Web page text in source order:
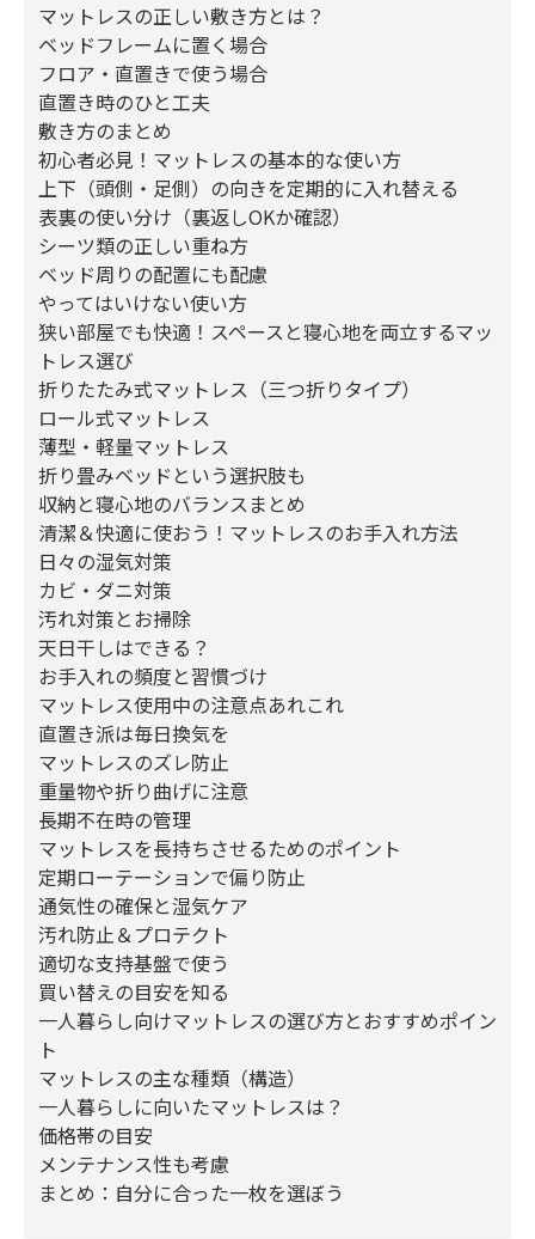
マットレスの正しい敷き方とは？
ベッドフレームに置く場合
フロア・直置きで使う場合
直置き時のひと工夫
敷き方のまとめ
初心者必見！マットレスの基本的な使い方
上下（頭側・足側）の向きを定期的に入れ替える
表裏の使い分け（裏返しOKか確認）
シーツ類の正しい重ね方
ベッド周りの配置にも配慮
やってはいけない使い方
狭い部屋でも快適！スペースと寝心地を両立するマッ
トレス選び
折りたたみ式マットレス（三つ折りタイプ）
ロール式マットレス
薄型・軽量マットレス
折り畳みベッドという選択肢も
収納と寝心地のバランスまとめ
清潔＆快適に使おう！マットレスのお手入れ方法
日々の湿気対策
カビ・ダニ対策
汚れ対策とお掃除
天日干しはできる？
お手入れの頻度と習慣づけ
マットレス使用中の注意点あれこれ
直置き派は毎日換気を
マットレスのズレ防止
重量物や折り曲げに注意
長期不在時の管理
マットレスを長持ちさせるためのポイント
定期ローテーションで偏り防止
通気性の確保と湿気ケア
汚れ防止＆プロテクト
適切な支持基盤で使う
買い替えの目安を知る
一人暮らし向けマットレスの選び方とおすすめポイン
ト
マットレスの主な種類（構造）
一人暮らしに向いたマットレスは？
価格帯の目安
メンテナンス性も考慮
まとめ：自分に合った一枚を選ぼう